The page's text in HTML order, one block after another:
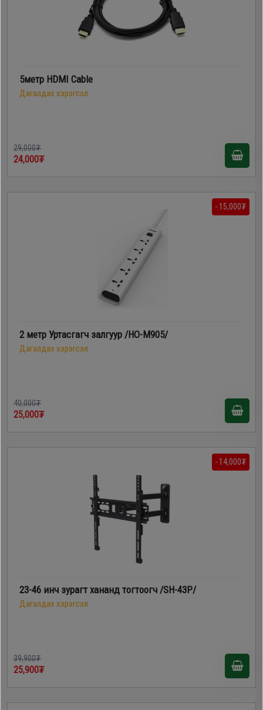
5метр HDMI Cable
Дагалдах хэрэгсэл
29,000₮
24,000₮
- 15,000₮
2 метр Уртасгагч залгуур /HO-M905/
Дагалдах хэрэгсэл
40,000₮
25,000₮
- 14,000₮
23-46 инч зурагт хананд тогтоогч /SH-43P/
Дагалдах хэрэгсэл
39,900₮
25,900₮